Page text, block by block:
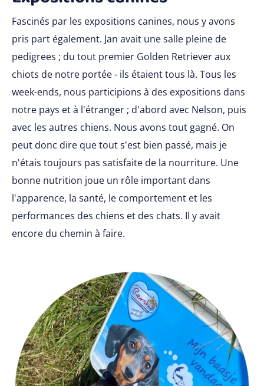
Fascinés par les expositions canines, nous y avons
pris part également. Jan avait une salle pleine de
pedigrees ; du tout premier Golden Retriever aux
chiots de notre portée - ils étaient tous là. Tous les
week-ends, nous participions à des expositions dans
notre pays et à l'étranger ; d'abord avec Nelson, puis
avec les autres chiens. Nous avons tout gagné. On
peut donc dire que tout s'est bien passé, mais je
n'étais toujours pas satisfaite de la nourriture. Une
bonne nutrition joue un rôle important dans
l'apparence, la santé, le comportement et les
performances des chiens et des chats. Il y avait
encore du chemin à faire.